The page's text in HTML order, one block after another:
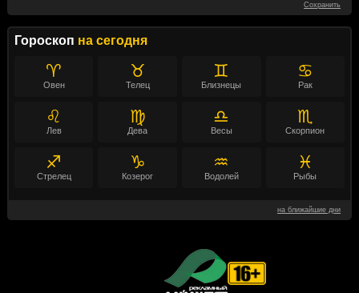
Сохранить
Гороскоп на сегодня
♈
Овен
♉
Телец
♊
Близнецы
♋
Рак
♌
Лев
♍
Дева
♎
Весы
♏
Скорпион
♐
Стрелец
♑
Козерог
♒
Водолей
♓
Рыбы
на ближайшие дни